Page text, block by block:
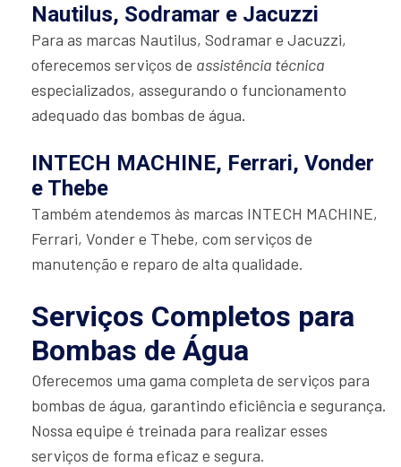
Nautilus, Sodramar e Jacuzzi
Para as marcas Nautilus, Sodramar e Jacuzzi,
oferecemos serviços de assistência técnica
especializados, assegurando o funcionamento
adequado das bombas de água.
INTECH MACHINE, Ferrari, Vonder
e Thebe
Também atendemos às marcas INTECH MACHINE,
Ferrari, Vonder e Thebe, com serviços de
manutenção e reparo de alta qualidade.
Serviços Completos para
Bombas de Água
Oferecemos uma gama completa de serviços para
bombas de água, garantindo eficiência e segurança.
Nossa equipe é treinada para realizar esses
serviços de forma eficaz e segura.